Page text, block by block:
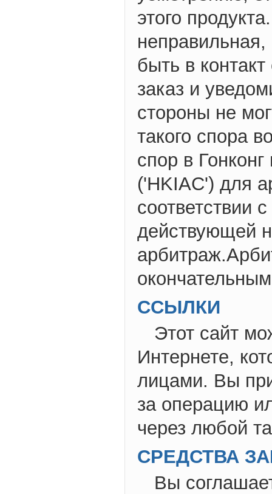
этого
быть в
заказ и
стороны не
такого спора
спор в
('HKIAC') для
соответствии
действующей
ССЫЛКИ
Этот сайт
Интернете,
лицами. Вы
за операцию
через любой
СРЕДСТВА
Вы